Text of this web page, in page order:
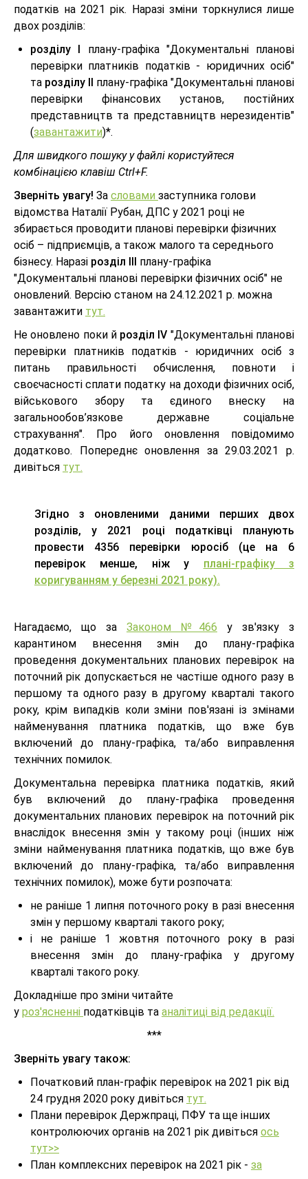
податків на 2021 рік. Наразі зміни торкнулися лише
двох розділів:
розділу І плану-графіка "Документальні планові
перевірки платників податків - юридичних осіб"
та розділу ІІ плану-графіка "Документальні планові
перевірки фінансових установ, постійних
представництв та представництв нерезидентів"
(завантажити)*.
Для швидкого пошуку у файлі користуйтеся
комбінацією клавіш Ctrl+F.
Зверніть увагу! За словами заступника голови
відомства Наталії Рубан, ДПС у 2021 році не
збирається проводити планові перевірки фізичних
осіб – підприємців, а також малого та середнього
бізнесу. Наразі розділ ІІІ плану-графіка
"Документальні планові перевірки фізичних осіб" не
оновлений. Версію станом на 24.12.2021 р. можна
завантажити тут.
Не оновлено поки й розділ IV "Документальні планові
перевірки платників податків - юридичних осіб з
питань правильності обчислення, повноти і
своєчасності сплати податку на доходи фізичних осіб,
військового збору та єдиного внеску на
загальнообов’язкове державне соціальне
страхування". Про його оновлення повідомимо
додатково. Попереднє оновлення за 29.03.2021 р.
дивіться тут.
Згідно з оновленими даними перших двох
розділів, у 2021 році податківці планують
провести 4356 перевірки юросіб (це на 6
перевірок менше, ніжу плані-графіку з
коригуванням у березні 2021 року).
Нагадаємо, що за Законом №466 у зв'язку з
карантином внесення змін до плану-графіка
проведення документальних планових перевірок на
поточний рік допускається не частіше одного разу в
першому та одного разу в другому кварталі такого
року, крім випадків коли зміни пов'язані із змінами
найменування платника податків, що вже був
включений до плану-графіка, та/або виправлення
технічних помилок.
Документальна перевірка платника податків, який
був включений до плану-графіка проведення
документальних планових перевірок на поточний рік
внаслідок внесення змін у такому році (інших ніж
зміни найменування платника податків, що вже був
включений до плану-графіка, та/або виправлення
технічних помилок), може бути розпочата:
не раніше 1 липня поточного року в разі внесення
змін у першому кварталі такого року;
і не раніше 1 жовтня поточного року в разі
внесення змін до плану-графіка у другому
кварталі такого року.
Докладніше про зміни читайте
у роз'ясненні податківців та аналітиці від редакції.
***
Зверніть увагу також:
Початковий план-графік перевірок на 2021 рік від
24 грудня 2020 року дивіться тут.
Плани перевірок Держпраці, ПФУ та ще інших
контролюючих органів на 2021 рік дивіться ось
тут>>
План комплексних перевірок на 2021 рік - за